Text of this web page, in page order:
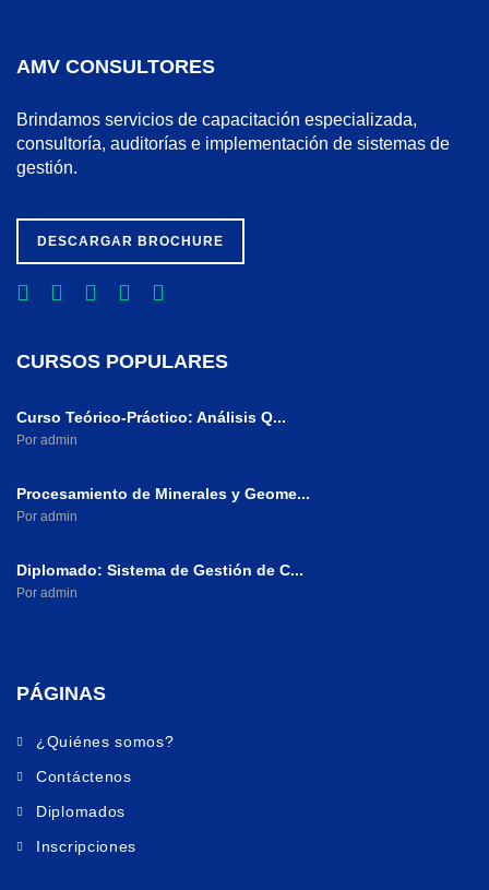
AMV CONSULTORES
Brindamos servicios de capacitación especializada,
consultoría, auditorías e implementación de sistemas de
gestión.
DESCARGAR BROCHURE
CURSOS POPULARES
Curso Teórico-Práctico: Análisis Q...
Por admin
Procesamiento de Minerales y Geome...
Por admin
Diplomado: Sistema de Gestión de C...
Por admin
PÁGINAS
¿Quiénes somos?
Contáctenos
Diplomados
Inscripciones